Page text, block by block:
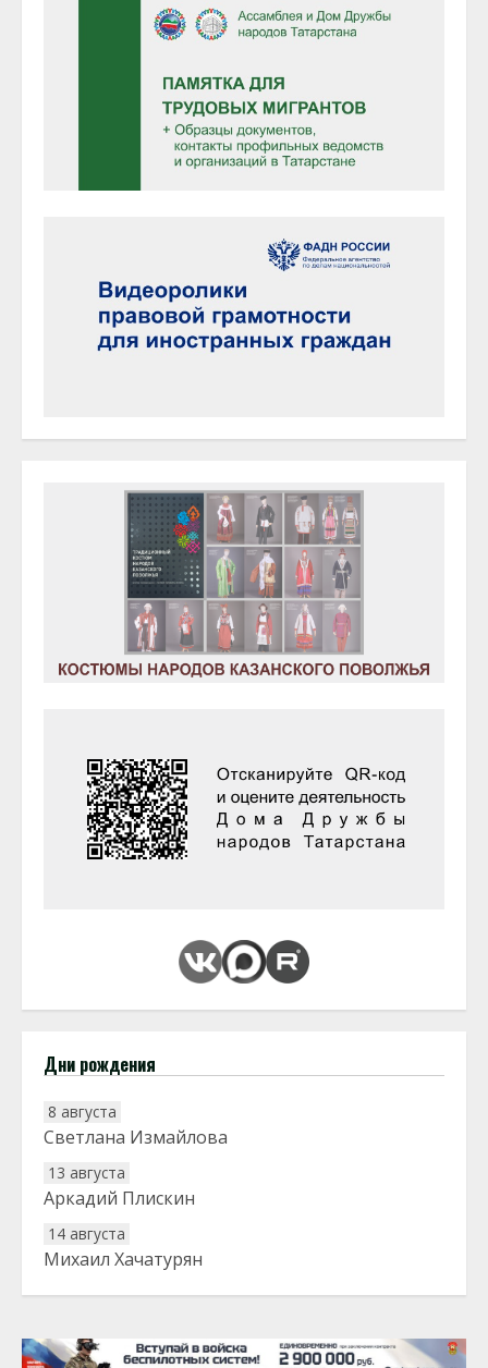
Дни рождения
8 августа
Светлана Измайлова
13 августа
Аркадий Плискин
14 августа
Михаил Хачатурян
20 августа
22 августа